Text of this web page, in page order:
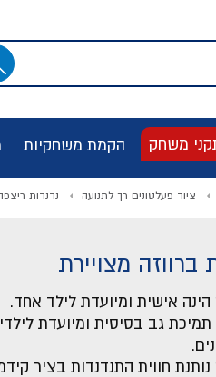
משחק הקמת משחקיות
ציוד פעלטונים רך לתנועה נדנדות
ברווזה מצויירת
הינה אישית ומיועדת לילד אחד.
תמיכת גב בסיסית ומיועדת
נותנת חווית התנדנדות בציר